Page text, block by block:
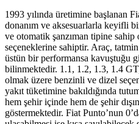
1993 yılında üretimine başlanan
donanım ve aksesuarlarla keyifli
ve otomatik şanzıman tipine
seçeneklerine sahiptir. Araç,
üstün bir performansa kavuştuğu
bilinmektedir. 1.1, 1.2, 1.3, 1.4
olmak üzere benzinli ve dizel
yakıt tüketimine bakıldığında
hem şehir içinde hem de şehir
göstermektedir. Fiat Punto’nun